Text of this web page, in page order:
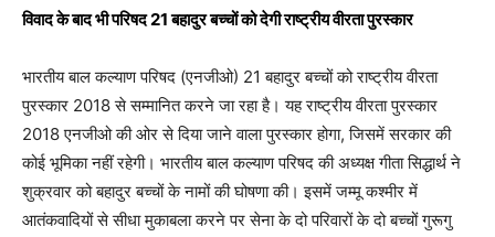
विवाद के बाद भी परिषद 21 बहादुर बच्चों को देगी राष्ट्रीय वीरता पुरस्कार
भारतीय बाल कल्याण परिषद (एनजीओ) 21 बहादुर बच्चों को राष्ट्रीय वीरता
पुरस्कार 2018 से सम्मानित करने जा रहा है। यह राष्ट्रीय वीरता पुरस्कार
2018 एनजीओ की ओर से दिया जाने वाला पुरस्कार होगा, जिसमें सरकार की
कोई भूमिका नहीं रहेगी। भारतीय बाल कल्याण परिषद की अध्यक्ष गीता सिद्धार्थ ने
शुक्रवार को बहादुर बच्चों के नामों की घोषणा की। इसमें जम्मू कश्मीर में
आतंकवादियों से सीधा मुकाबला करने पर सेना के दो परिवारों के दो बच्चों गुरूगु